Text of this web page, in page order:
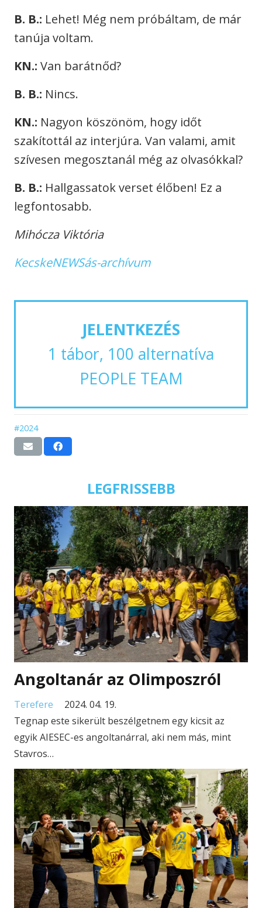
B. B.: Lehet! Még nem próbáltam, de már
tanúja voltam.
KN.: Van barátnőd?
B. B.: Nincs.
KN.: Nagyon köszönöm, hogy időt
szakítottál az interjúra. Van valami, amit
szívesen megosztanál még az olvasókkal?
B. B.: Hallgassatok verset élőben! Ez a
legfontosabb.
Mihócza Viktória
KecskeNEWSás-archívum
JELENTKEZÉS
1 tábor, 100 alternatíva
PEOPLE TEAM
#2024
LEGFRISSEBB
Angoltanár az Olimposzról
Terefere
2024. 04. 19.
Tegnap este sikerült beszélgetnem egy kicsit az
egyik AIESEC-es angoltanárral, aki nem más, mint
Stavros…